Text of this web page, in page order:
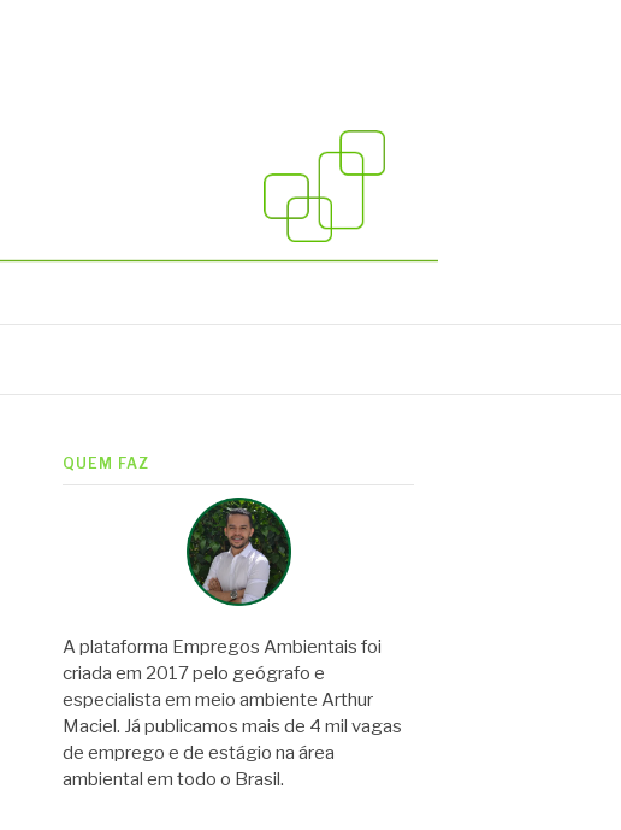
QUEM FAZ
A plataforma Empregos Ambientais foi
criada em 2017 pelo geógrafo e
especialista em meio ambiente Arthur
Maciel. Já publicamos mais de 4 mil vagas
de emprego e de estágio na área
ambiental em todo o Brasil.